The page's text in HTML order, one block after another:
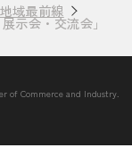
地域最前線
示会・交流会」
of Commerce and Industry.